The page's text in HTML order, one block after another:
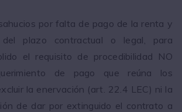
por falta de pago de la renta y
del plazo contractual o legal, para
el requisito de procedibilidad NO
de pago que reúna los
la enervación (art. 22.4 LEC) ni la
de dar por extinguido el contrato a